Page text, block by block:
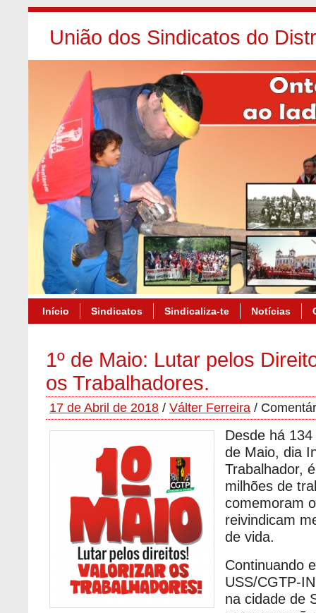
União dos Sindicatos do
Início Sindicatos Sindicaliza-te Notícias
1º de Maio: Lutar pelos
os Trabalhadores.
17 de Abril de 2018 / Válter Ferreira /
Desde há
de Maio, dia
Trabalhador,
milhões de
comemoram
reivindicam
de vida.
Continuando
USS/CGTP-
na cidade de